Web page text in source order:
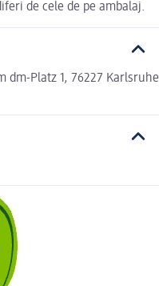
de cele de pe ambalaj.
dm-Platz 1, 76227 Karlsruhe